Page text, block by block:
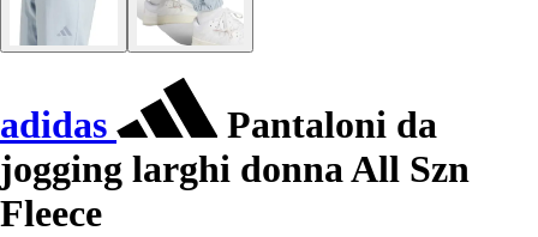
adidas
Pantaloni da
jogging larghi donna All Szn
Fleece